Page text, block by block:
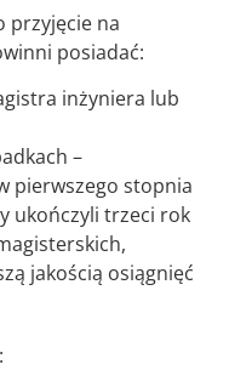
przyjęcie na
posiadać:
inżyniera lub
–
pierwszego stopnia
ukończyli trzeci rok
jakością osiągnięć